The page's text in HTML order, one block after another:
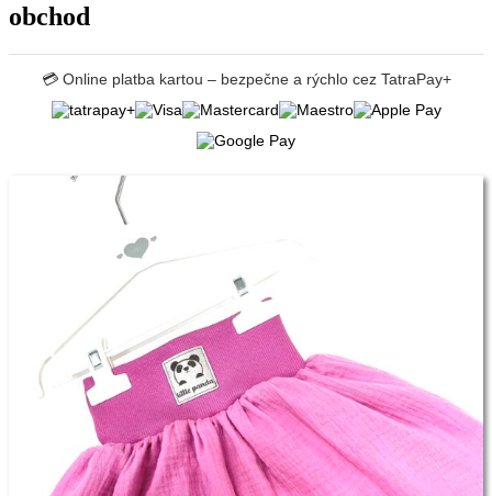
obchod
💳 Online platba kartou – bezpečne a rýchlo cez TatraPay+